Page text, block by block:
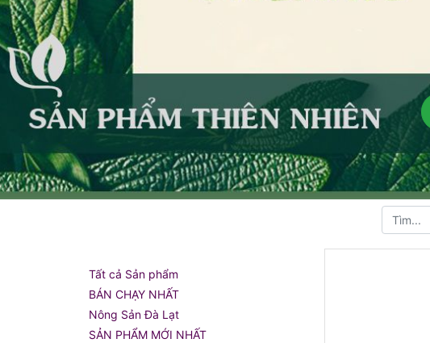
Tất cả Sản phẩm
BÁN CHẠY NHẤT
Nông Sản Đà Lạt
SẢN PHẨM MỚI NHẤT